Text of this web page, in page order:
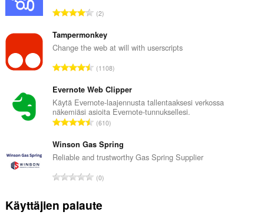
i
a
y
h
e
e
n
s
:
A
v
i
i
a
y
h
e
e
s
:
2
Tampermonkey
Change the web at will with userscripts
A
v
i
o
i
a
y
h
e
1108
Evernote Web Clipper
Käytä Evernote-laajennusta tallentaaksesi verkossa
näkemiäsi asioita Evernote-tunnuksellesi.
A
v
i
i
a
610
Winson Gas Spring
Reliable and trustworthy Gas Spring Supplier
A
v
i
0
Käyttäjien palaute